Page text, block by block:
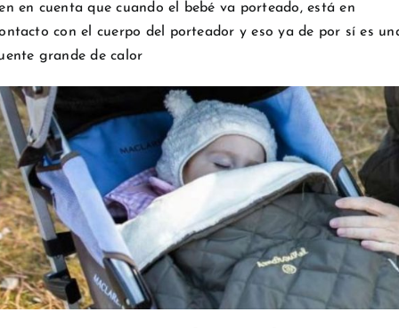
en cuenta que cuando el bebé va porteado, está en
con el cuerpo del porteador y eso ya de por sí es
grande de calor